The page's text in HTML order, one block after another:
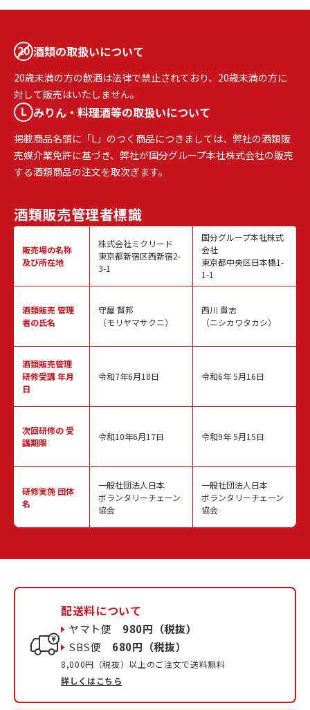
酒類の取扱いについて
20歳未満の方の飲酒は法律で禁止されており、20歳未満の方に
対して販売はいたしません。
みりん・料理酒等の取扱いについて
掲載商品名頭に「L」のつく商品につきましては、弊社の酒類販
売媒介業免許に基づき、弊社が国分グループ本社株式会社の販売
する酒類商品の注文を取次ぎます。
酒類販売管理者標識
販売場の名称
及び所在地
酒類販売管理
者の氏名
酒類販売管理
研修受講 年月
日
次回研修の受
講期限
研修実施 団体
名
株式会社ミクリード
東京都新宿区西新宿2-
3-1
守屋 賢邦
（モリヤマサクニ）
令和7年6月18日
令和10年6月17日
一般社団法人日本
ボランタリーチェーン
協会
国分グループ本社株式
会社
東京都中央区日本橋1-
1-1
西川 貴志
（ニシカワタカシ）
令和6年 5月16日
令和9年 5月15日
一般社団法人日本
ボランタリーチェーン
協会
配送料について
ヤマト便 980円（税抜）
SBS便 680円（税抜）
8,000円（税抜）以上のご注文で送料無料
詳しくはこちら